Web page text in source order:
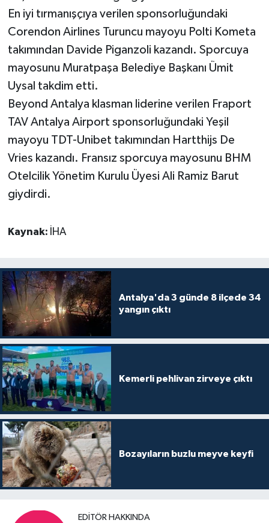
En iyi tırmanışçıya verilen sponsorluğundaki
Corendon Airlines Turuncu mayoyu Polti Kometa
takımından Davide Piganzoli kazandı. Sporcuya
mayosunu Muratpaşa Belediye Başkanı Ümit
Uysal takdim etti.
Beyond Antalya klasman liderine verilen Fraport
TAV Antalya Airport sponsorluğundaki Yeşil
mayoyu TDT-Unibet takımından Hartthijs De
Vries kazandı. Fransız sporcuya mayosunu BHM
Otelcilik Yönetim Kurulu Üyesi Ali Ramiz Barut
giydirdi.
Kaynak: İHA
Antalya'da 3 günde 8 ilçede 34
yangın çıktı
Kemerli pehlivan zirveye çıktı
Bozayıların buzlu meyve keyfi
EDITÖR HAKKINDA